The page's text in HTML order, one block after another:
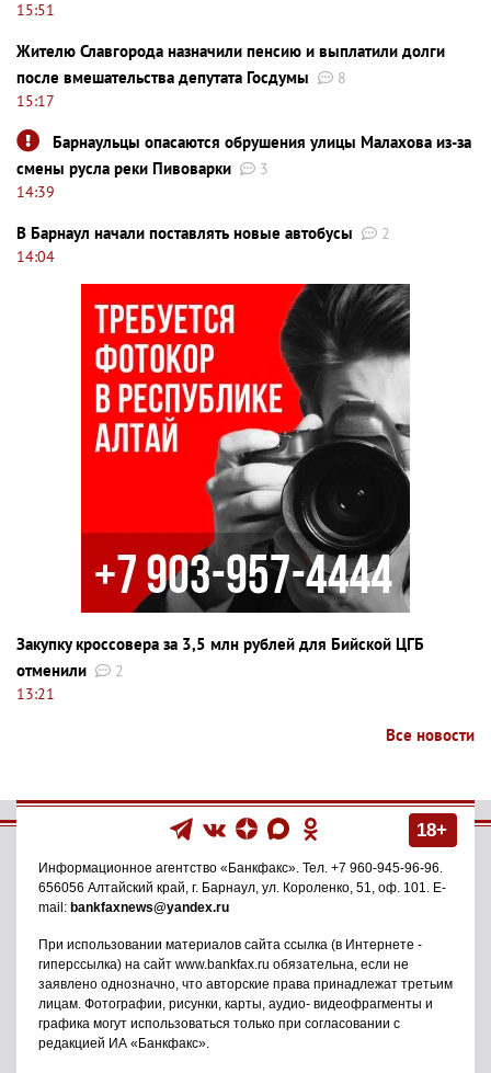
15:51
Жителю Славгорода назначили пенсию и выплатили долги
после вмешательства депутата Госдумы
8
15:17
Барнаульцы опасаются обрушения улицы Малахова из-за
смены русла реки Пивоварки
3
14:39
В Барнаул начали поставлять новые автобусы
2
14:04
Закупку кроссовера за 3,5 млн рублей для Бийской ЦГБ
отменили
2
13:21
Все новости
18+
Информационное агентство «Банкфакс» . Тел. +7 960-945-96-96
656056 Алтайский край, г. Барнаул ул. Короленко, 51, оф. 101
. E-
mail: bankfaxnews@yandex.ru
При использовании материалов сайта ссылка (в Интернете -
гиперссылка) на сайт www.bankfax.ru обязательна, если не
заявлено однозначно, что авторские права принадлежат третьим
лицам. Фотографии, рисунки, карты, аудио- видеофрагменты и
графика могут использоваться только при согласовании с
редакцией ИА «Банкфакс».